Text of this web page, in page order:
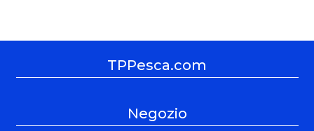
TPPesca.com
Negozio